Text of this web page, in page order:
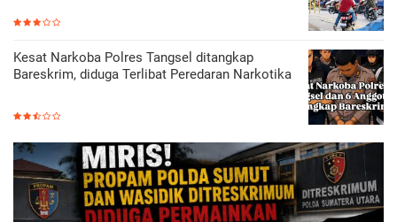
Kesat Narkoba Polres Tangsel ditangkap
Bareskrim, diduga Terlibat Peredaran Narkotika